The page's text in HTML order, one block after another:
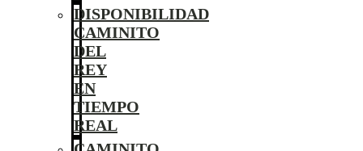
DISPONIBILIDAD
CAMINITO
DEL
REY
EN
TIEMPO
REAL